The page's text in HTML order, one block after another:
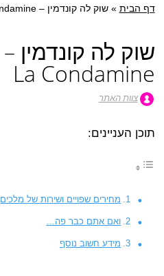
תפריט ראשי
דילוג
דף הבית »שוק לה קונדמין – Marché de La Condamine
La Condamine
צוות האתר
תוכן העניינים:
מחירים שפויים ושירות של מלכים
ואם אתם כבר פה…
מידע חשוב נוסף